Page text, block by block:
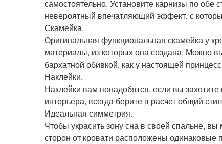
самостоятельно. Установите карнизы по обе
невероятный впечатляющий эффект, с
Скамейка.
Оригинальная функциональная скамейка у
материалы, из которых она создана. Можно
бархатной обивкой, как у настоящей
Наклейки.
Наклейки вам понадобятся, если вы
интерьера, всегда берите в расчет общий
Идеальная симметрия.
Чтобы украсить зону сна в своей спальне,
сторон от кровати расположены одинаковые